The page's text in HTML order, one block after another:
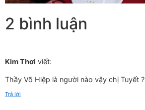
2 bình luận
Kim Thơi viết:
Thầy Võ Hiệp là người nào vậy chị Tuyết ?
Trả lời